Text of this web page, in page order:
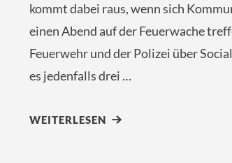
kommt dabei raus, wenn sich
einen Abend auf der Feuerwache
Feuerwehr und der Polizei über
es jedenfalls drei …
WEITERLESEN